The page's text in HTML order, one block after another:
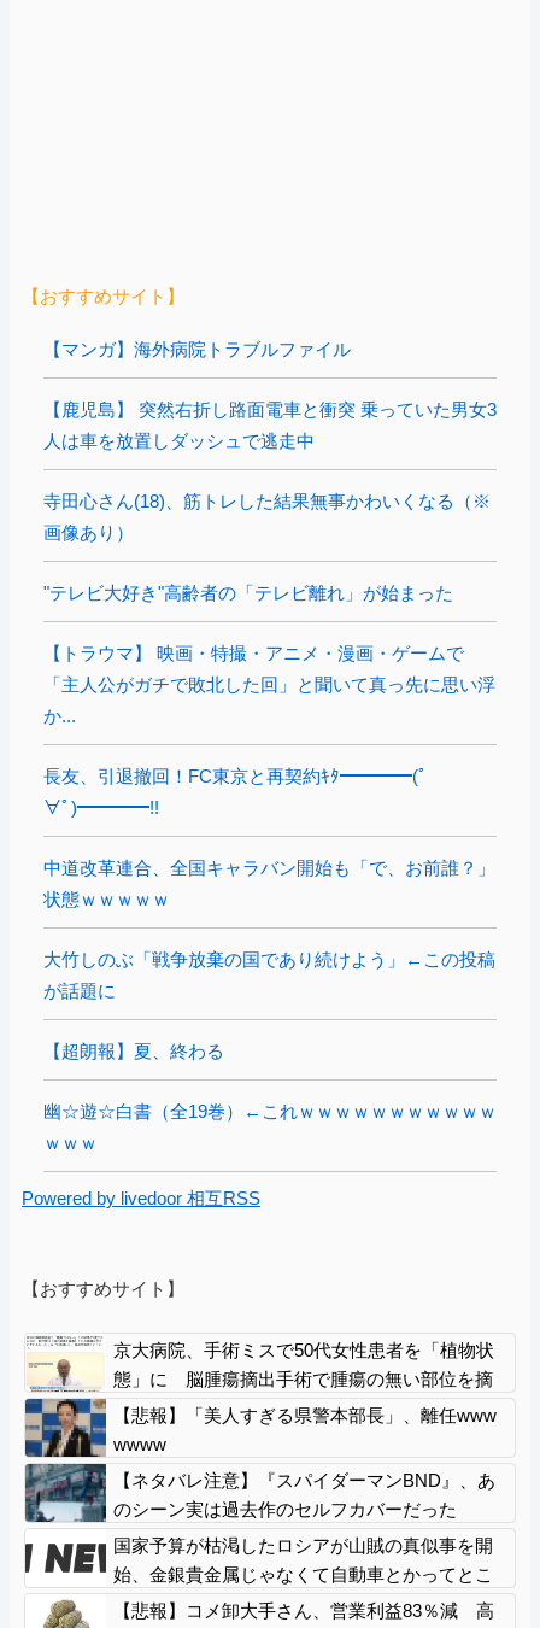
【おすすめサイト】
【マンガ】海外病院トラブルファイル
【鹿児島】 突然右折し路面電車と衝突 乗っていた男女3
人は車を放置しダッシュで逃走中
寺田心さん(18)、筋トレした結果無事かわいくなる（※
画像あり）
"テレビ大好き"高齢者の「テレビ離れ」が始まった
【トラウマ】 映画・特撮・アニメ・漫画・ゲームで
「主人公がガチで敗北した回」と聞いて真っ先に思い浮
か...
長友、引退撤回！FC東京と再契約ｷﾀ━━━━(ﾟ
∀ﾟ)━━━━!!
中道改革連合、全国キャラバン開始も「で、お前誰？」
状態ｗｗｗｗｗ
大竹しのぶ「戦争放棄の国であり続けよう」←この投稿
が話題に
【超朗報】夏、終わる
幽☆遊☆白書（全19巻）←これｗｗｗｗｗｗｗｗｗｗｗ
ｗｗｗ
Powered by livedoor 相互RSS
【おすすめサイト】
京大病院、手術ミスで50代女性患者を「植物状
態」に 脳腫瘍摘出手術で腫瘍の無い部位を摘
出してしまう
【悲報】「美人すぎる県警本部長」、離任www
wwww
【ネタバレ注意】『スパイダーマンBND』、あ
のシーン実は過去作のセルフカバーだった
国家予算が枯渇したロシアが山賊の真似事を開
始、金銀貴金属じゃなくて自動車とかってとこ
ろがリアリティありすぎる……
【悲報】コメ卸大手さん、営業利益83％減 高